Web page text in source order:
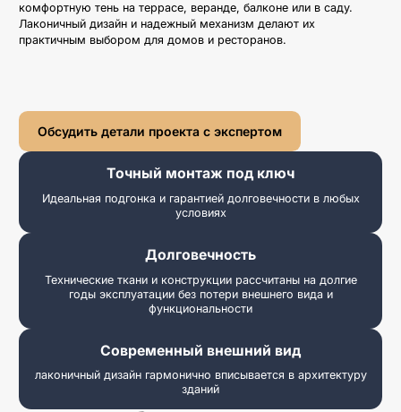
Зимний сад
Объектные решения
Перголы на крыше
Пергола для гаража
Перголы для ресторана
комфортную тень на террасе, веранде, балконе или в саду.
Лаконичный дизайн и надежный механизм делают их
практичным выбором для домов и ресторанов.
Обсудить детали проекта с экспертом
Точный монтаж под ключ
Идеальная подгонка и гарантией долговечности в любых
условиях
Долговечность
Технические ткани и конструкции рассчитаны на долгие
годы эксплуатации без потери внешнего вида и
функциональности
Современный внешний вид
лаконичный дизайн гармонично вписывается в архитектуру
зданий